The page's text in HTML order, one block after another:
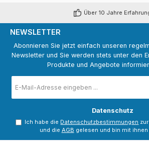
Über 10 Jahre
NEWSLETTER
Abonnieren Sie jetzt einfach unseren
Newsletter und Sie werden stets unter den
Produkte und Angebote
Mail-
Adresse
Datenschutz
Ich habe die Datenschutzbestimmungen
und die AGB gelesen und bin mit ihnen